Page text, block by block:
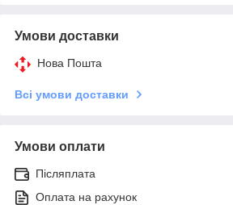
Умови доставки
Нова Пошта
Всі умови доставки
Умови оплати
Післяплата
Оплата на рахунок